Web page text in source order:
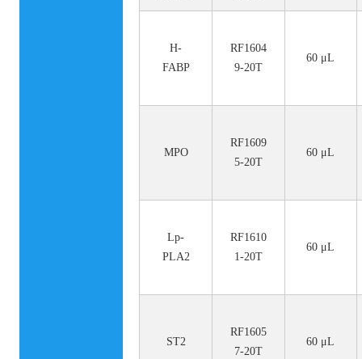
H-
FABP
RF1604
9-20T
60 μL
MPO
RF1609
5-20T
60 μL
Lp-
PLA2
RF1610
1-20T
60 μL
ST2
RF1605
7-20T
60 μL